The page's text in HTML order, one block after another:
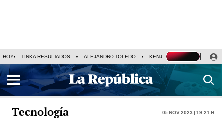
HOY TINKA RESULTADOS ALEJANDRO TOLEDO KENJI FUJIMORI
Tecnología 05 Nov 2023 | 19:21 h